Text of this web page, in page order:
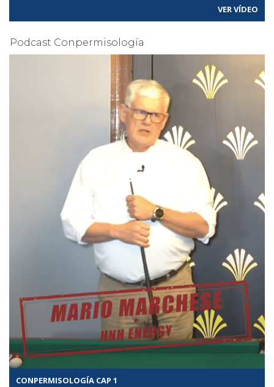
VER VÍDEO
Podcast Conpermisología
CONPERMISOLOGÍA CAP 1